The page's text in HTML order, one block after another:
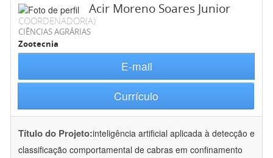
Acir Moreno Soares Junior
COORDENADOR(A)
CIÊNCIAS AGRÁRIAS
Zootecnia
E-mail
Currículo
Título do Projeto:inteligência artificial aplicada à detecção e
classificação comportamental de cabras em confinamento